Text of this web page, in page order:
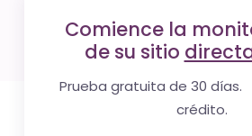
Comience la
de su sitio
Prueba gratuita de 30 días.
crédito.